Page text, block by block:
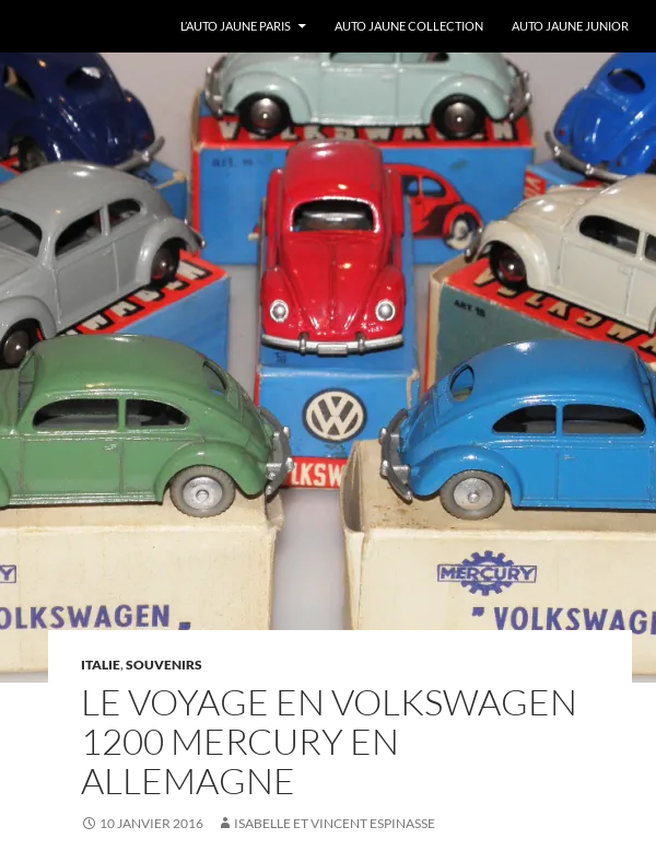
L’AUTO JAUNE PARIS
AUTO JAUNE COLLECTION AUTO JAUNE JUNIOR
ITALIE,SOUVENIRS
LE VOYAGE EN VOLKSWAGEN
1200 MERCURY EN
ALLEMAGNE
10 JANVIER 2016 ISABELLE ET VINCENT ESPINASSE